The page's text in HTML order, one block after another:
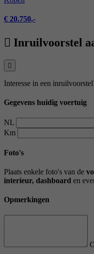
€ 20.750,-
Inruilvoorstel
Interesse in een
Gegevens huidig voertuig
NL
Km
Foto's
Plaats enkele foto's van de
interieur, dashboard en
Opmerkingen